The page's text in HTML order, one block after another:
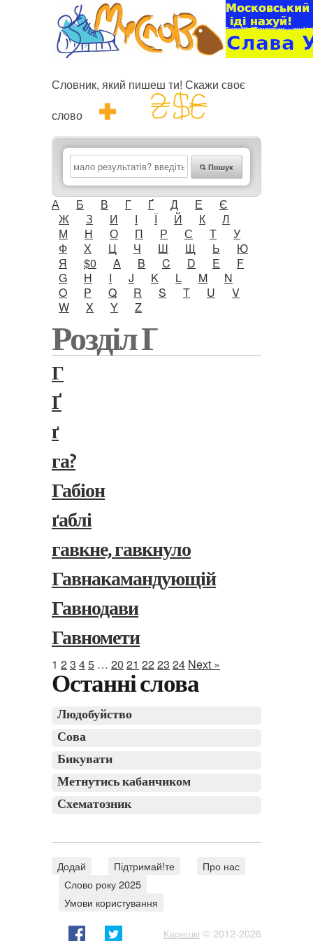
Словник, який пишеш ти! Скажи своє
слово
Пошук
А Б В Г Ґ Д Е
Є
Ж
З И І Ї Й К
Л
М
Н О П Р С Т
У
Ф
Х Ц Ч Ш Щ Ь
Ю
Я
$0 A B C D E
F
G
H I J K L M
N
O
P Q R S T U
V
W
X Y Z
Розділ Ґ
Г
Ґ
ґ
га?
Габіон
ґаблі
гавкне, гавкнуло
Гавнакамандующій
Гавнодави
Гавномети
1 23 45 … 20 21 2223 24 Next »
Останні слова
Людобуйство
Сова
Бикувати
Метнутись кабанчиком
Схематозник
Додай Підтримай!те
Про нас
Слово року 2025
Умови користування
Карешкі © 2012-2026